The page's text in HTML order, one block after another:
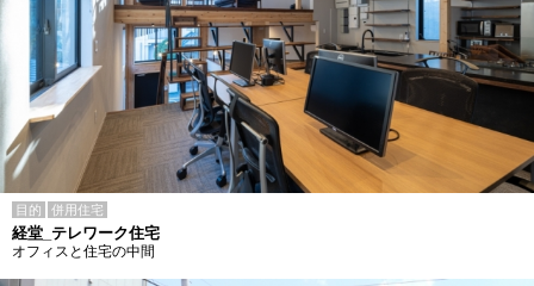
目的 併用住宅
経堂_テレワーク住宅
オフィスと住宅の中間